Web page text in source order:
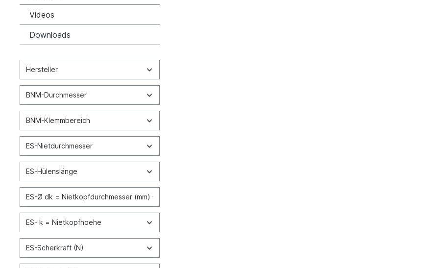
Videos
Downloads
Hersteller
BNM-Durchmesser
BNM-Klemmbereich
ES-Nietdurchmesser
ES-Hülenslänge
ES-Ø dk = Nietkopfdurchmesser (mm)
ES- k = Nietkopfhoehe
ES-Scherkraft (N)